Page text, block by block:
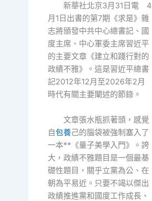
新華社北京3月31日電 4
月1日出書的第7期《求是》雜
志將頒發中共中心總書記、國
度主席、中心軍委主席習近平
的主要文章《建立和踐行對的
政績不雅》。這是習近平總書
記2012年12月至2026年2月
時代有關主要闡述的節錄。
文章張水瓶抓著頭，感覺
自包養己的腦袋被強制塞入了
一本**《量子美學入門》。誇
大，政績不雅題目是一個最基
礎性題目，關乎立黨為公、在
朝為平易近。只要不竭以傑出
政績推進黨和國度工作成長、